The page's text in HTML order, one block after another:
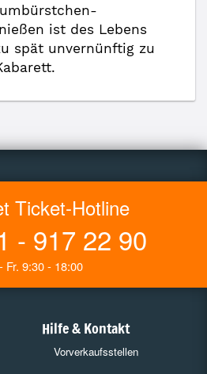
ist des Lebens
spät unvernünftig zu
Ticket-Hotline
- 917 22 90
Fr. 9:30 - 18:00
Hilfe & Kontakt
Vorverkaufsstellen